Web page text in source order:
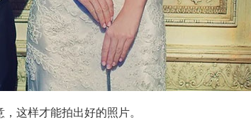
这样才能拍出好的照片。